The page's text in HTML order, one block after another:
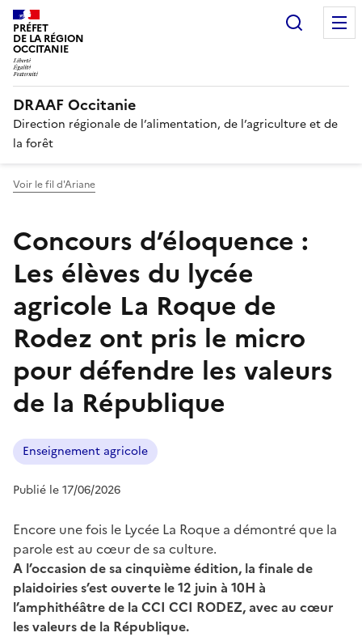
PRÉFET
DE LA RÉGION
OCCITANIE
DRAAF Occitanie
Direction régionale de l’alimentation, de l’agriculture et de
la forêt
Voir le fil d'Ariane
Concours d’éloquence :
Les élèves du lycée
agricole La Roque de
Rodez ont pris le micro
pour défendre les valeurs
de la République
Enseignement agricole
Publié le 17/06/2026
Encore une fois le Lycée La Roque a démontré que la
parole est au cœur de sa culture.
A l’occasion de sa cinquième édition, la finale de
plaidoiries s’est ouverte le 12 juin à 10H à
l’amphithéâtre de la CCI CCI RODEZ, avec au cœur
les valeurs de la République.